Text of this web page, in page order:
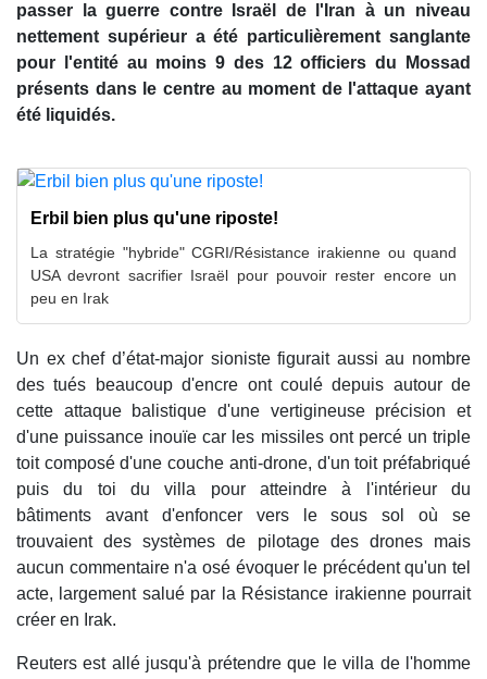
passer la guerre contre Israël de l'Iran à un niveau
nettement supérieur a été particulièrement sanglante
pour l'entité au moins 9 des 12 officiers du Mossad
présents dans le centre au moment de l'attaque ayant
été liquidés.
Erbil bien plus qu'une riposte!
La stratégie "hybride" CGRI/Résistance irakienne ou quand
USA devront sacrifier Israël pour pouvoir rester encore un
peu en Irak
Un ex chef d’état-major sioniste figurait aussi au nombre
des tués beaucoup d'encre ont coulé depuis autour de
cette attaque balistique d'une vertigineuse précision et
d'une puissance inouïe car les missiles ont percé un triple
toit composé d'une couche anti-drone, d'un toit préfabriqué
puis du toi du villa pour atteindre à l'intérieur du
bâtiments avant d'enfoncer vers le sous sol où se
trouvaient des systèmes de pilotage des drones mais
aucun commentaire n'a osé évoquer le précédent qu'un tel
acte, largement salué par la Résistance irakienne pourrait
créer en Irak.
Reuters est allé jusqu'à prétendre que le villa de l'homme